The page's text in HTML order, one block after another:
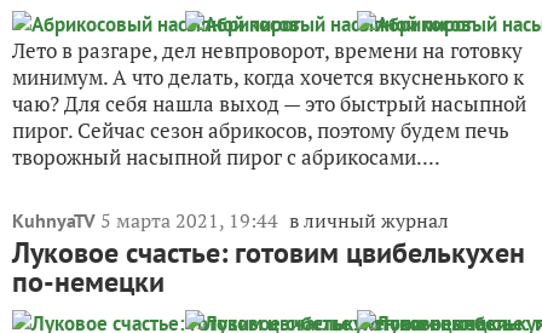
Лето в разгаре, дел невпроворот, времени на готовку
минимум. А что делать, когда хочется вкусненького к
чаю? Для себя нашла выход — это быстрый насыпной
пирог. Сейчас сезон абрикосов, поэтому будем печь
творожный насыпной пирог с абрикосами....
KuhnyaTV 5 марта 2021, 19:44 в личный журнал
Луковое счастье: готовим цвибелькухен
по-немецки